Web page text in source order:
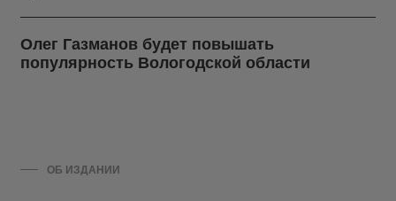
Олег Газманов будет повышать
популярность Вологодской области
ОБ ИЗДАНИИ